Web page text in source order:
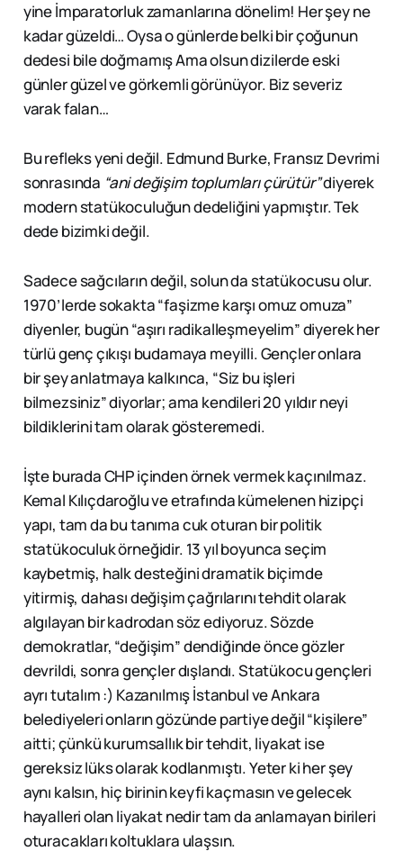
yine İmparatorluk zamanlarına dönelim! Her şey ne
kadar güzeldi… Oysa o günlerde belki bir çoğunun
dedesi bile doğmamış Ama olsun dizilerde eski
günler güzel ve görkemli görünüyor. Biz severiz
varak falan…
Bu refleks yeni değil. Edmund Burke, Fransız Devrimi
sonrasında “ani değişim toplumları çürütür”diyerek
modern statükoculuğun dedeliğini yapmıştır. Tek
dede bizimki değil.
Sadece sağcıların değil, solun da statükocusu olur.
1970’lerde sokakta “faşizme karşı omuz omuza”
diyenler, bugün “aşırı radikalleşmeyelim” diyerek her
türlü genç çıkışı budamaya meyilli. Gençler onlara
bir şey anlatmaya kalkınca, “Siz bu işleri
bilmezsiniz” diyorlar; ama kendileri 20 yıldır neyi
bildiklerini tam olarak gösteremedi.
İşte burada CHP içinden örnek vermek kaçınılmaz.
Kemal Kılıçdaroğlu ve etrafında kümelenen hizipçi
yapı, tam da bu tanıma cuk oturan bir politik
statükoculuk örneğidir. 13 yıl boyunca seçim
kaybetmiş, halk desteğini dramatik biçimde
yitirmiş, dahası değişim çağrılarını tehdit olarak
algılayan bir kadrodan söz ediyoruz. Sözde
demokratlar, “değişim” dendiğinde önce gözler
devrildi, sonra gençler dışlandı. Statükocu gençleri
ayrı tutalım :) Kazanılmış İstanbul ve Ankara
belediyeleri onların gözünde partiye değil “kişilere”
aitti; çünkü kurumsallık bir tehdit, liyakat ise
gereksiz lüks olarak kodlanmıştı. Yeter ki her şey
aynı kalsın, hiç birinin keyfi kaçmasın ve gelecek
hayalleri olan liyakat nedir tam da anlamayan birileri
oturacakları koltuklara ulaşsın.